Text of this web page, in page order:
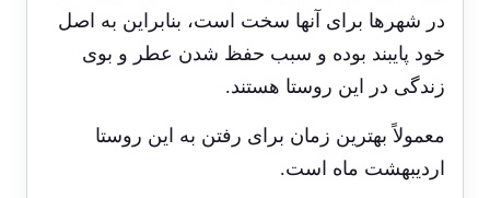
در شهرها برای آنها سخت است، بنابراین به اصل
خود پایبند بوده و سبب حفظ شدن عطر و بوی
زندگی در این روستا هستند.
معمولاً بهترین زمان برای رفتن به این روستا
اردیبهشت ماه است.